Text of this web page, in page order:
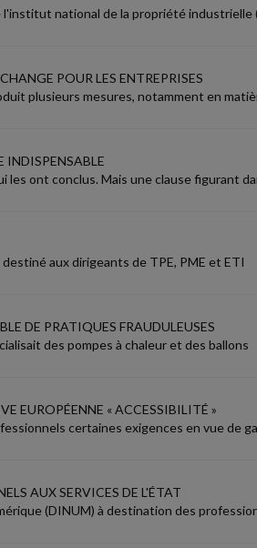
national de la propriété industrielle
POUR LES ENTREPRISES
plusieurs mesures, notamment en
INDISPENSABLE
ont conclus. Mais une clause figurant
aux dirigeants de TPE, PME et ETI
DE PRATIQUES FRAUDULEUSES
des pompes à chaleur et des ballons
EUROPÉENNE « ACCESSIBILITÉ »
certaines exigences en vue de
AUX SERVICES DE L'ÉTAT
(DINUM) à destination des